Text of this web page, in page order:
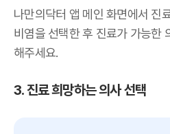
나만의닥터 앱 메인 화면에서 진
비염을 선택한 후 진료가 가능한
해주세요.
3. 진료 희망하는 의사 선택